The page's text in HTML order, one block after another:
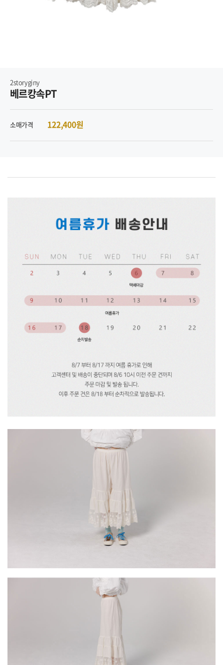
2storyginy
베르캉속PT
소매가격 122,400원